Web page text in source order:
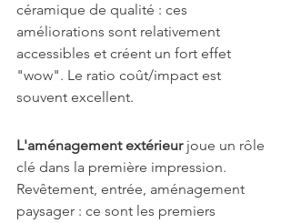
céramique de qualité : ces
améliorations sont relativement
accessibles et créent un fort effet
"wow". Le ratio coût/impact est
souvent excellent.
L'aménagement extérieur joue un rôle
clé dans la première impression.
Revêtement, entrée, aménagement
paysager : ce sont les premiers